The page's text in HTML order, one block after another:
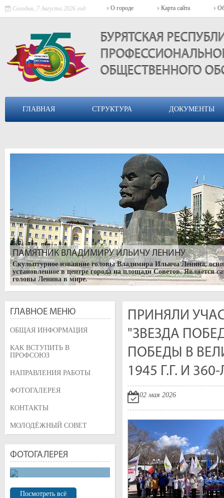
Сегодня, 7 Августа 2026 год О городе Карта сайта
БУРЯТСКАЯ
ОБЩЕСТВЕННОГО
ГЛАВНАЯ СТРУКТУРА ДОКУМЕНТЫ
ПАМЯТНИК ВЛАДИМИРУ ИЛЬИЧУ ЛЕНИНУ
Скульптурное изваяние головы Владимира Ильича Ленина,
установленное в центре города на площади Советов. Является
головы Ленина в мире.
БУРЯТСКИЙ ГОСУДАРСТВЕННЫЙ АКАДЕМИЧЕСКИЙ
Музыкальный театр в г. Улан-Удэ. Открыт в 1939 году.
ГЛАВНОЕ МЕНЮ
ОБЩАЯ ИНФОРМАЦИЯ
КАК ВСТУПИТЬ В
ПРОФСОЮЗ
НАПРАВЛЕНИЯ РАБОТЫ
ФОТОГАЛЕРЕЯ
КОНТАКТЫ
МОЛОДЁЖНЫЙ СОВЕТ
ФОТОГАЛЕРЕЯ
Посмотреть всё
ПРИНЯЛИ
"ЗВЕЗДА
ПОБЕДЫ В
1945 Г.Г. И
02 мая 2026